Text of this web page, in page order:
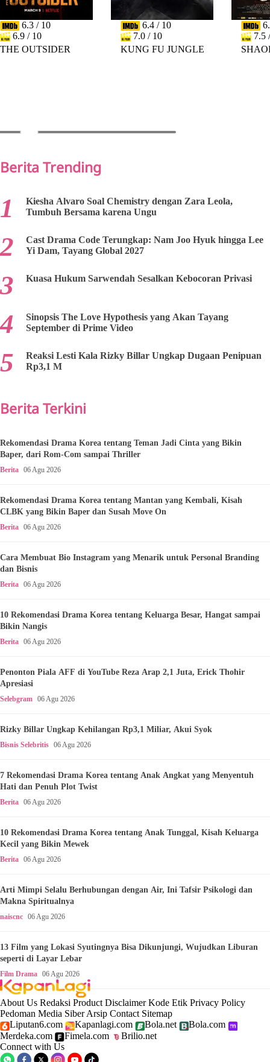
6.3 / 10
6.9 / 10
THE OUTSIDER
6.4 / 10
7.0 / 10
KUNG FU JUNGLE
7.5
Berita Trending
Kiesha Alvaro Soal Chemistry dengan Zara Leola,
Tumbuh Bersama karena Ungu
Cast Drama Code Terungkap: Nam Joo Hyuk hingga Lee
Yi Dam, Tayang Global 2027
Kuasa Hukum Sarwendah Sesalkan Kebocoran Privasi
Sinopsis The Love Hypothesis yang Akan Tayang
September di Prime Video
Reaksi Lesti Kala Rizky Billar Ungkap Dugaan Penipuan
Rp3,1 M
Berita Terkini
Rekomendasi Drama Korea tentang Teman Jadi Cinta yang Bikin
Baper, dari Rom-Com sampai Thriller
Berita 06 Agu 2026
Rekomendasi Drama Korea tentang Mantan yang Kembali, Kisah
CLBK yang Bikin Baper dan Susah Move On
Berita 06 Agu 2026
Cara Membuat Bio Instagram yang Menarik untuk Personal Branding
dan Bisnis
Berita 06 Agu 2026
10 Rekomendasi Drama Korea tentang Keluarga Besar, Hangat sampai
Bikin Nangis
Berita 06 Agu 2026
Penonton Piala AFF di YouTube Reza Arap 2,1 Juta, Erick Thohir
Apresiasi
Selebgram 06 Agu 2026
Rizky Billar Ungkap Kehilangan Rp3,1 Miliar, Akui Syok
Bisnis Selebritis 06 Agu 2026
7 Rekomendasi Drama Korea tentang Anak Angkat yang Menyentuh
Hati dan Penuh Plot Twist
Berita 06 Agu 2026
10 Rekomendasi Drama Korea tentang Anak Tunggal, Kisah Keluarga
Kecil yang Bikin Mewek
Berita 06 Agu 2026
Arti Mimpi Selalu Berhubungan dengan Air, Ini Tafsir Psikologi dan
Makna Spiritualnya
naiscnc 06 Agu 2026
13 Film yang Lokasi Syutingnya Bisa Dikunjungi, Wujudkan Liburan
seperti di Layar Lebar
Film Drama 06 Agu 2026
About Us Redaksi Product Disclaimer Kode Etik Privacy Policy
Pedoman Media SiberArsip Contact Sitemap
Liputan6.com
Kapanlagi.com Bola.net
Bola.com
Merdeka.com
Fimela.com
Brilio.net
Connect with Us